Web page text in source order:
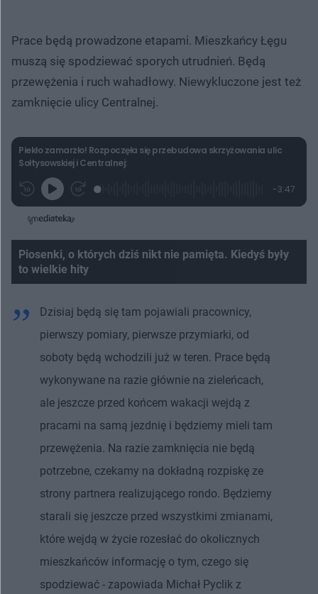
Prace będą prowadzone etapami. Mieszkańcy Łęgu
muszą się spodziewać sporych utrudnień. Będą
przewężenia i ruch wahadłowy. Niewykluczone jest też
zamknięcie ulicy Centralnej.
Piekło zamarzło! Rozpoczęła się przebudowa skrzyżowania ulic
Sołtysowskiej i Centralnej:
G
j
P
z
e
w
1
0
s
d
u
u
z
1
0
s
d
r
o
d
u
a
6
7
P
o
ł
c
z
Â
-3:47
Piosenki, o których dziś nikt nie pamięta. Kiedyś były
to wielkie hity
Dzisiaj będą się tam pojawiali pracownicy,
pierwszy pomiary, pierwsze przymiarki, od
soboty będą wchodzili już w teren. Prace będą
wykonywane na razie głównie na zieleńcach,
ale jeszcze przed końcem wakacji wejdą z
pracami na samą jezdnię i będziemy mieli tam
przewężenia. Na razie zamknięcia nie będą
potrzebne, czekamy na dokładną rozpiskę ze
strony partnera realizującego rondo. Będziemy
starali się jeszcze przed wszystkimi zmianami,
które wejdą w życie rozesłać do okolicznych
mieszkańców informację o tym, czego się
spodziewać - zapowiada Michał Pyclik z